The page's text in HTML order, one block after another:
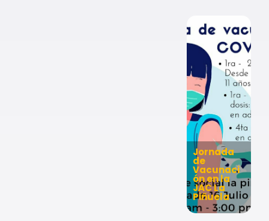
Jornada
de
Vacunaci
ón en la
JAC La
Piñuela